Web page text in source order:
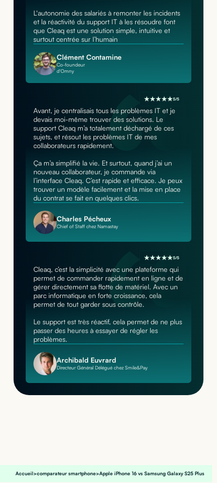
L'autonomie des salariés à remonter les incidents
et la réactivité du support IT à les résoudre font
que Cleaq est une solution simple, intuitive et
surtout centrée sur l’humain
Clément Contamine
Co-foundeur
d'Omny
5/5
Avant, je centralisais tous les problèmes IT et je
devais moi-même trouver des solutions. Le
support Cleaq m’a totalement déchargé de ces
sujets, et résout les problèmes IT de mes
collaborateurs rapidement.
Ça m’a simplifié la vie. Et surtout, quand j’ai un
nouveau collaborateur, je commande via
l’interface Cleaq. C’est rapide et efficace. Je peux
trouver un modèle facilement et la mise en place
du contrat se fait en quelques clics.
Charles Pécheux
Chief of Staff chez Namastay
5/5
Cleaq, c’est la simplicité avec une plateforme qui
permet de commander rapidement en ligne et de
gérer directement sa flotte de matériel. Avec un
parc informatique en forte croissance, cela
permet de tout garder sous contrôle.
Le support est très réactif, cela permet de ne plus
passer des heures à essayer de régler les
problèmes.
Archibald Euvrard
Directeur Général Délégué chez Smile&Pay
Accueil>comparateur smartphone>Apple iPhone 16 vs Samsung Galaxy S25 Plus